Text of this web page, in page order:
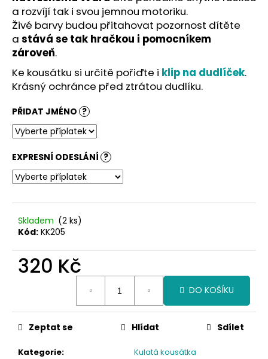
a rozvíjí tak i svou jemnou motoriku.
Živé barvy budou přitahovat pozornost dítěte
a stává se tak hračkou i pomocníkem
zároveň.
Ke kousátku si určitě pořiďte i klip na dudlíček.
Krásný ochránce před ztrátou dudlíku.
PŘIDAT JMÉNO ?
EXPRESNÍ ODESLÁNÍ ?
Skladem (2 ks)
Kód: KK205
320 Kč
DO KOŠÍKU
Kategorie: Kulatá kousátka
Zeptat se Hlídat Sdílet
u
č
u
j
e
m
e